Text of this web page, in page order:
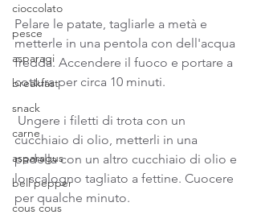
cioccolato
pesce
asparagi
breakfast
snack
carne
asparagus
bell pepper
cous cous
Pelare le patate, tagliarle a metà e
metterle in una pentola con dell'acqua
fredda. Accendere il fuoco e portare a
cottura per circa 10 minuti.
cucchiaio di olio, metterli in una
padella con un altro cucchiaio di olio e
lo scalogno tagliato a fettine. Cuocere
per qualche minuto.